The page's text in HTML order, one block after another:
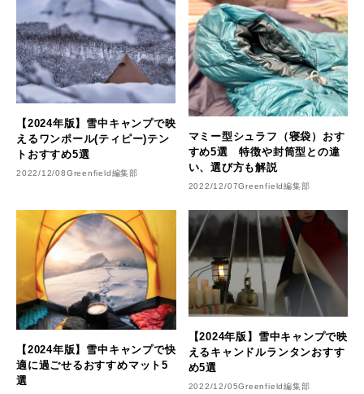
【2024年版】雪中キャンプで映
えるワンポール(ティピー)テン
トおすすめ5選
2022/12/08Greenfield編集部
マミー型シュラフ（寝袋）おす
すめ5選 特徴や封筒型との違
い、選び方も解説
2022/12/07Greenfield編集部
【2024年版】雪中キャンプで快
適に過ごせるおすすめマット5
選
【2024年版】雪中キャンプで映
えるキャンドルランタンおすす
め5選
2022/12/05Greenfield編集部